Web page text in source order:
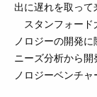
出に遅れを取って
スタンフォード
ノロジーの開発
ニーズ分析から
ノロジーベンチャ